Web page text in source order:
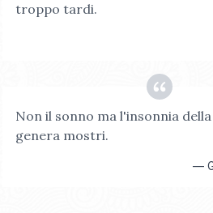
troppo tardi.
Non il sonno ma l'insonnia
genera mostri.
—